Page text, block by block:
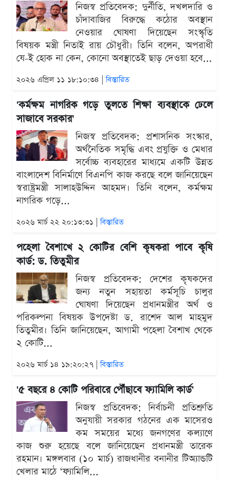
নিজস্ব প্রতিবেদক: দুর্নীতি, দখলদারি ও
চাঁদাবাজির বিরুদ্ধে কঠোর অবস্থান
নেওয়ার ঘোষণা দিয়েছেন সংস্কৃতি
বিষয়ক মন্ত্রী নিতাই রায় চৌধুরী। তিনি বলেন, অপরাধী
যে-ই হোক না কেন, কোনো অবস্থাতেই ছাড় দেওয়া হবে...
২০২৬ এপ্রিল ১১ ১৮:১০:৩৪ |বিস্তারিত
'কর্মক্ষম নাগরিক গড়ে তুলতে শিক্ষা ব্যবস্থাকে ঢেলে
সাজাবে সরকার'
নিজস্ব প্রতিবেদক: প্রশাসনিক সংস্কার,
অর্থনৈতিক সমৃদ্ধি এবং প্রযুক্তি ও মেধার
সর্বোচ্চ ব্যবহারের মাধ্যমে একটি উন্নত
বাংলাদেশ বিনির্মাণে বিএনপি কাজ করছে বলে জানিয়েছেন
স্বরাষ্ট্রমন্ত্রী সালাহউদ্দিন আহমদ। তিনি বলেন, কর্মক্ষম
নাগরিক গড়ে...
২০২৬ মার্চ ২২ ২০:১৩:৩১ |বিস্তারিত
পহেলা বৈশাখে ২ কোটির বেশি কৃষকরা পাবে কৃষি
কার্ড: ড. তিতুমীর
নিজস্ব প্রতিবেদক: দেশের কৃষকদের
জন্য নতুন সহায়তা কর্মসূচি চালুর
ঘোষণা দিয়েছেন প্রধানমন্ত্রীর অর্থ ও
পরিকল্পনা বিষয়ক উপদেষ্টা ড. রাশেদ আল মাহমুদ
তিতুমীর। তিনি জানিয়েছেন, আগামী পহেলা বৈশাখ থেকে
২ কোটি...
২০২৬ মার্চ ১৪ ১৯:২০:২৭ |বিস্তারিত
'৫ বছরে ৪ কোটি পরিবারে পৌঁছাবে ফ্যামিলি কার্ড'
নিজস্ব প্রতিবেদক: নির্বাচনী প্রতিশ্রুতি
অনুযায়ী সরকার গঠনের এক মাসেরও
কম সময়ের মধ্যে জনগণের কল্যাণে
কাজ শুরু হয়েছে বলে জানিয়েছেন প্রধানমন্ত্রী তারেক
রহমান। মঙ্গলবার (১০ মার্চ) রাজধানীর বনানীর টিঅ্যান্ডটি
খেলার মাঠে ‘ফ্যামিলি...